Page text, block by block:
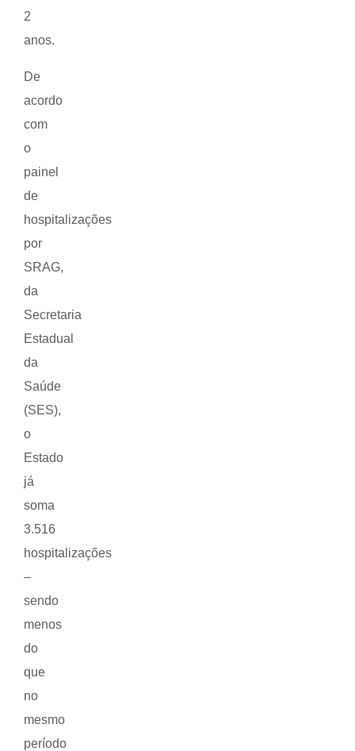
2
anos.
De
acordo
com
o
painel
de
hospitalizações
por
SRAG,
da
Secretaria
Estadual
da
Saúde
(SES),
o
Estado
já
soma
3.516
hospitalizações
–
sendo
menos
do
que
no
mesmo
período